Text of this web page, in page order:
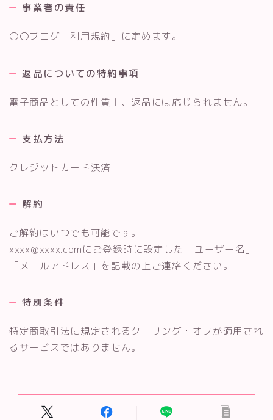
事業者の責任
〇〇ブログ「利用規約」に定めます。
返品についての特約事項
電子商品としての性質上、返品には応じられません。
支払方法
クレジットカード決済
解約
ご解約はいつでも可能です。
xxxx@xxxx.comにご登録時に設定した「ユーザー名」
「メールアドレス」を記載の上ご連絡ください。
特別条件
特定商取引法に規定されるクーリング・オフが適用され
るサービスではありません。